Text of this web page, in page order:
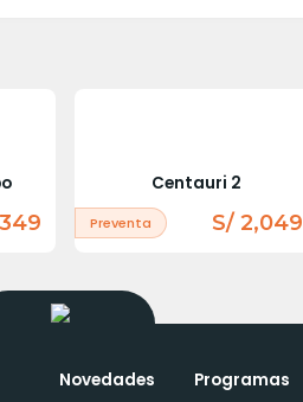
Centauri 2
Preventa S/ 2,049
Novedades Programas